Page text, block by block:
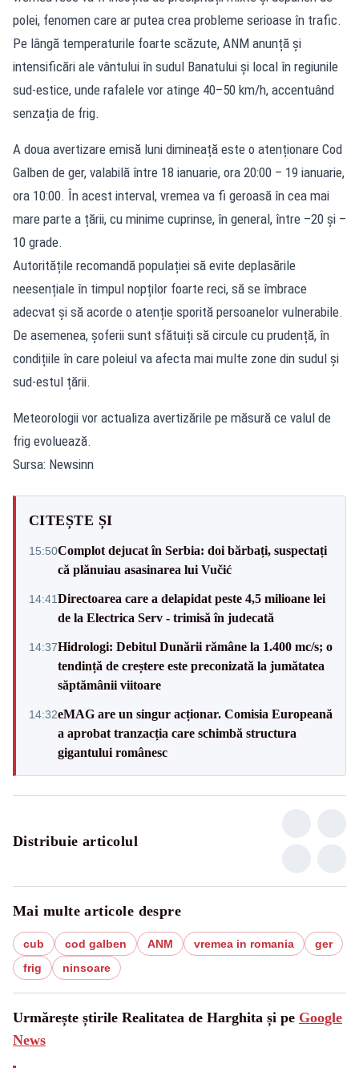
polei, fenomen care ar putea crea probleme serioase în trafic.
Pe lângă temperaturile foarte scăzute, ANM anunță și
intensificări ale vântului în sudul Banatului și local în regiunile
sud-estice, unde rafalele vor atinge 40–50 km/h, accentuând
senzația de frig.
A doua avertizare emisă luni dimineață este o atenționare Cod
Galben de ger, valabilă între 18 ianuarie, ora 20:00 – 19 ianuarie,
ora 10:00. În acest interval, vremea va fi geroasă în cea mai
mare parte a țării, cu minime cuprinse, în general, între –20 și –
10 grade.
Autoritățile recomandă populației să evite deplasările
neesențiale în timpul nopților foarte reci, să se îmbrace
adecvat și să acorde o atenție sporită persoanelor vulnerabile.
De asemenea, șoferii sunt sfătuiți să circule cu prudență, în
condițiile în care poleiul va afecta mai multe zone din sudul și
sud-estul țării.
Meteorologii vor actualiza avertizările pe măsură ce valul de
frig evoluează.
Sursa: Newsinn
CITEȘTE ȘI
15:50Complot dejucat în Serbia: doi bărbați, suspectați
că plănuiau asasinarea lui Vučić
14:41Directoarea care a delapidat peste 4,5 milioane lei
de la Electrica Serv - trimisă în judecată
14:37Hidrologi: Debitul Dunării rămâne la 1.400 mc/s; o
tendință de creștere este preconizată la jumătatea
săptămânii viitoare
14:32eMAG are un singur acționar. Comisia Europeană
a aprobat tranzacția care schimbă structura
gigantului românesc
Distribuie articolul
Mai multe articole despre
cub cod galben ANM vremea in romania
ger
frig
ninsoare
Urmărește știrile Realitatea de Harghita și pe Google
News